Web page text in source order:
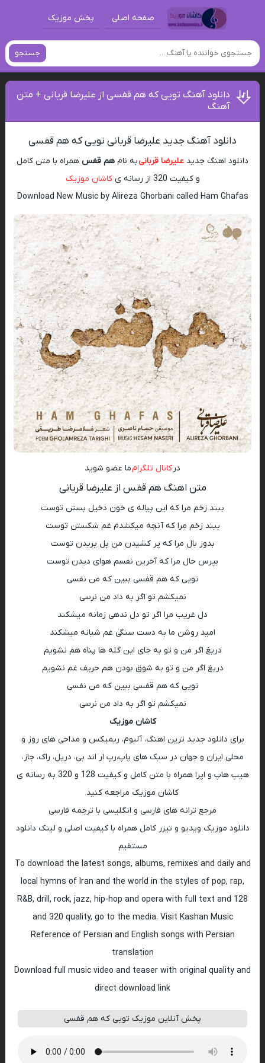
صفحه اصلی پخش موزیک
جستجو
دانلود آهنگ تویی که هم قفسی از علیرضا قربانی + متن
آهنگ
دانلود آهنگ جدید علیرضا قربانی تویی که هم قفسی
دانلود اهنگ جدید علیرضا قربانیبه نام هم قفس همراه با متن کامل
و کیفیت 320 از رسانه ی
کاشان موزیک
Download New Music by Alireza Ghorbani called Ham Ghafas
در کانال تلگرامما عضو شوید
متن اهنگ هم قفس از علیرضا قربانی
ببند زخم مرا که این پیاله ی خون دخیل بستن توست
ببند زخم مرا که آنچه میکشدم غم شکستن توست
بدوز بال مرا که پر کشیدن من پل پریدن توست
بپرس حال مرا که آخرین نفسم هوای دیدن توست
تویی که هم قفسی ببین که من نفسی
نمیکشم تو اگر به داد من نرسی
دل غریب مرا اگر تو دل ندهی زمانه میشکند
امید روشن ما به دست سنگی غم شبانه میشکند
دریغ اگر من و تو به جای این گله ها پناه هم نشویم
دریغ اگر من و تو به شوق بودن هم حریف غم نشویم
تویی که هم قفسی ببین که من نفسی
نمیکشم تو اگر به داد من نرسی
کاشان موزیک
برای دانلود جدید ترین اهنگ، آلبوم، ریمیکس و مداحی های روز و
محلی ایران و جهان در سبک های پاپ،رپ ار اند بی، دریل، راک، جاز،
هیپ هاپ و اپرا همراه با متن کامل و کیفیت 128 و 320 به رسانه ی
کاشان موزیک مراجعه کنید
مرجع ترانه های فارسی و انگلیسی با ترجمه فارسی
دانلود موزیک ویدیو و تیزر کامل همراه با کیفیت اصلی و لینک دانلود
مستقیم
To download the latest songs, albums, remixes and daily and
local hymns of Iran and the world in the styles of pop, rap,
R&B, drill, rock, jazz, hip-hop and opera with full text and 128
and 320 quality, go to the media. Visit Kashan Music
Reference of Persian and English songs with Persian
translation
Download full music video and teaser with original quality and
direct download link
پخش آنلاین موزیک تویی که هم قفسی